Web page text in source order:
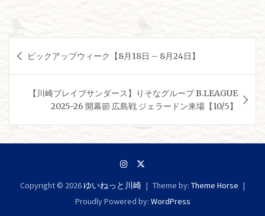
稿
ゲ
ー
ョ
ピックアップウィーク【8月18日 – 8月24日】
【川崎ブレイブサンダース】りそなグループ B.LEAGUE
2025-26 開幕節 広島戦 ジェラードン来場【10/5】
Copyright © 2026 ゆいねっと川崎 Theme by: Theme Horse
Proudly Powered by: WordPress